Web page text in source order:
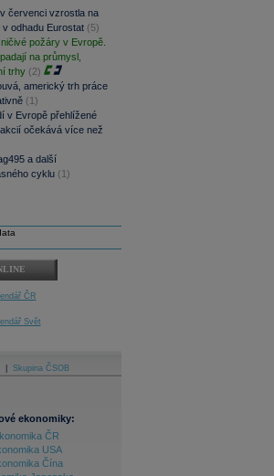
červenci vzrostla na
odhadu Eurostat (5)
požáry v Evropě.
na průmysl,
trhy (2)
americký trh práce
(1)
v Evropě přehlížené
očekává více než
a další
cyklu (1)
ČR
Svět
Skupina ČSOB
ekonomiky:
ČR
USA
Čína